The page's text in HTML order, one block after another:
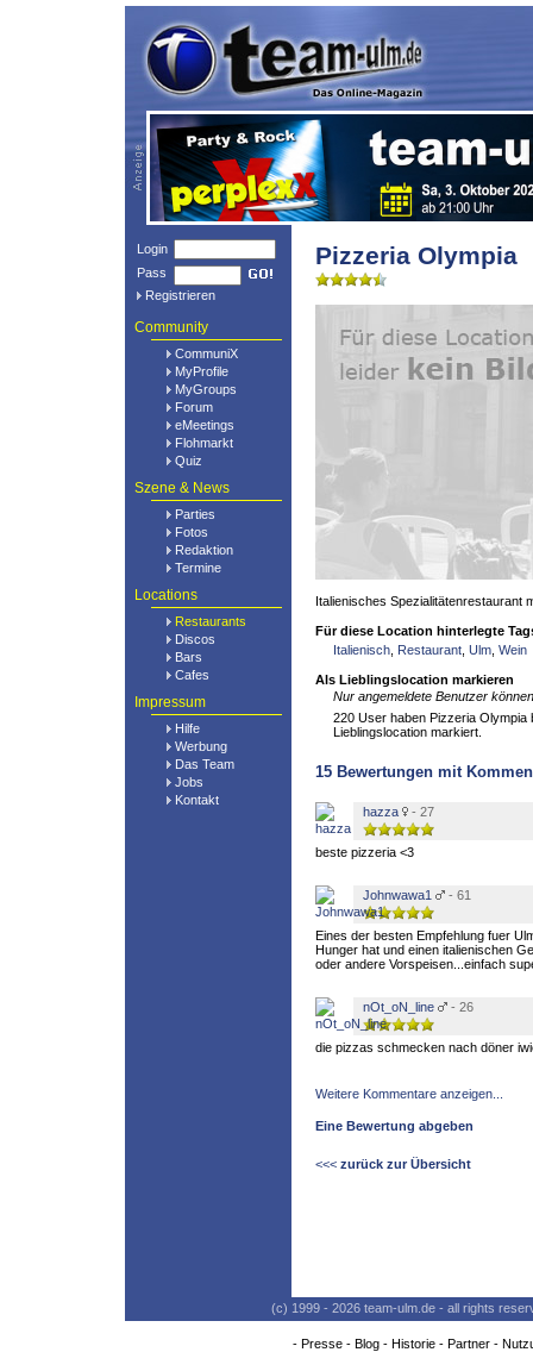
Login
Pass
Registrieren
Community
CommuniX
MyProfile
MyGroups
Forum
eMeetings
Flohmarkt
Quiz
Szene & News
Parties
Fotos
Redaktion
Termine
Locations
Restaurants
Discos
Bars
Cafes
Impressum
Hilfe
Werbung
Das Team
Jobs
Kontakt
Pizzeria Olympia
Italienisches Spezialitätenrestaurant
Für diese Location hinterlegte
Italienisch Restaurant Ulm Wein
Als Lieblingslocation markieren
Nur angemeldete Benutzer
220 User haben Pizzeria Olympia
Lieblingslocation markiert.
15 Bewertungen mit
hazza - 27
beste pizzeria <3
Johnwawa1 - 61
Eines der besten Empfehlung fuer
Hunger hat und einen italienischen
oder andere Vorspeisen...einfach
nOt_oN_line - 26
die pizzas schmecken nach döner
Weitere Kommentare anzeigen...
Eine Bewertung abgeben
<<< zurück zur Übersicht
(c) 1999 - 2026 team-ulm.de - all rights
- Presse- Blog- Historie- Partner-